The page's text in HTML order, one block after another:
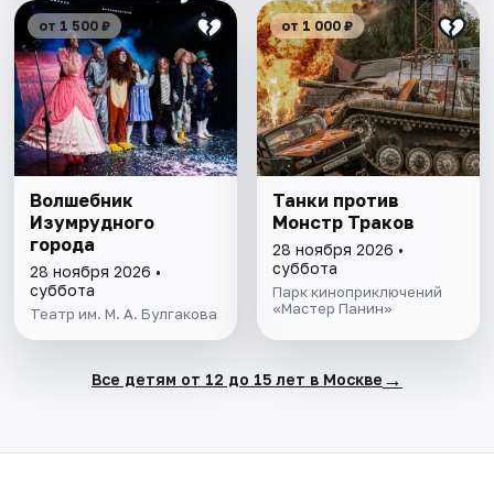
от 1 500 ₽
Волшебник
Изумрудного
города
28 ноября 2026 •
суббота
Театр им. М. А. Булгакова
от 1 000 ₽
Танки против
Монстр Траков
28 ноября 2026 •
суббота
Парк киноприключений
«Мастер Панин»
Все детям от 12 до 15 лет в Москве →